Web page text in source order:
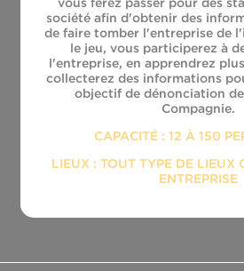
vous ferez passer pour des
société afin d'obtenir des
de faire tomber l'entreprise de
le jeu, vous participerez à
l'entreprise, en apprendrez
collecterez des informations
objectif de dénonciation
Compagnie.
CAPACITÉ : 12 À 150
LIEUX : TOUT TYPE DE LIEUX
ENTREPRISE